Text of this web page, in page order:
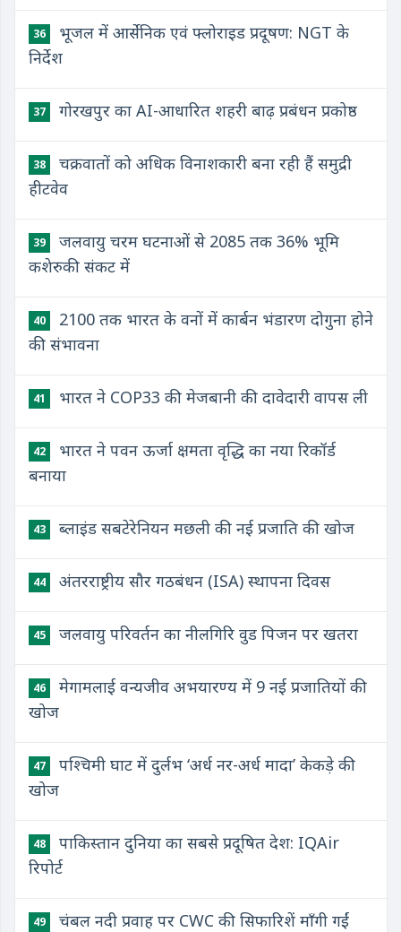
36
भूजल में आर्सेनिक एवं फ्लोराइड प्रदूषण: NGT के
निर्देश
37 गोरखपुर का AI-आधारित शहरी बाढ़ प्रबंधन प्रकोष्ठ
38
चक्रवातों को अधिक विनाशकारी बना रही हैं समुद्री
हीटवेव
39
जलवायु चरम घटनाओं से 2085 तक 36% भूमि
कशेरुकी संकट में
40
2100 तक भारत के वनों में कार्बन भंडारण दोगुना होने
की संभावना
41 भारत ने COP33 की मेजबानी की दावेदारी वापस ली
42
भारत ने पवन ऊर्जा क्षमता वृद्धि का नया रिकॉर्ड
बनाया
43 ब्लाइंड सबटेरेनियन मछली की नई प्रजाति की खोज
44 अंतरराष्ट्रीय सौर गठबंधन (ISA) स्थापना दिवस
45 जलवायु परिवर्तन का नीलगिरि वुड पिजन पर खतरा
46
मेगामलाई वन्यजीव अभयारण्य में 9 नई प्रजातियों की
खोज
47
पश्चिमी घाट में दुर्लभ ‘अर्ध नर-अर्ध मादा’ केकड़े की
खोज
48
पाकिस्तान दुनिया का सबसे प्रदूषित देश: IQAir
रिपोर्ट
49 चंबल नदी प्रवाह पर CWC की सिफारिशें माँगी गईं